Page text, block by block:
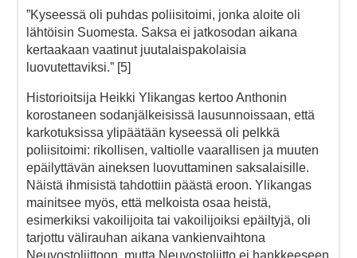
”Kyseessä oli puhdas poliisitoimi, jonka aloite oli
lähtöisin Suomesta. Saksa ei jatkosodan aikana
kertaakaan vaatinut juutalaispakolaisia
luovutettaviksi.” [5]
Historioitsija Heikki Ylikangas kertoo Anthonin
korostaneen sodanjälkeisissä lausunnoissaan, että
karkotuksissa ylipäätään kyseessä oli pelkkä
poliisitoimi: rikollisen, valtiolle vaarallisen ja muuten
epäilyttävän aineksen luovuttaminen saksalaisille.
Näistä ihmisistä tahdottiin päästä eroon. Ylikangas
mainitsee myös, että melkoista osaa heistä,
esimerkiksi vakoilijoita tai vakoilijoiksi epäiltyjä, oli
tarjottu välirauhan aikana vankienvaihtona
Neuvostoliittoon, mutta Neuvostoliitto ei hankkeeseen